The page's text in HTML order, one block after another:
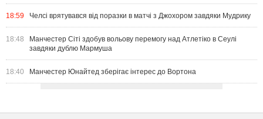
18:59 Челсі врятувався від поразки в матчі з Джохором завдяки Мудрику
18:48
Манчестер Сіті здобув вольову перемогу над Атлетіко в Сеулі
завдяки дублю Мармуша
18:40 Манчестер Юнайтед зберігає інтерес до Вортона